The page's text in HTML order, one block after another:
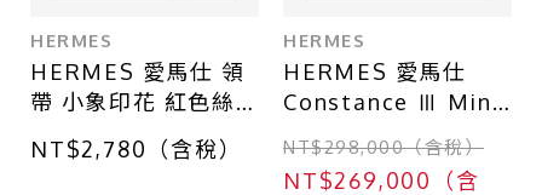
HERMES
HERMES 愛馬仕 領
帶 小象印花 紅色絲
綢 5268 SA
NT$2,780（含稅）
HERMES
HERMES 愛馬仕
Constance Ⅲ Mini
肩背包 爾多紅 牛皮
Evercolor D刻 金釦
NT$298,000（含稅）
NT$269,000（含